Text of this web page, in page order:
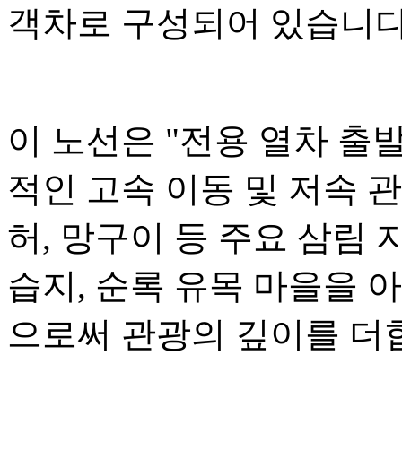
객차로 구성되어 있습니
이 노선은 "전용 열차 출
적인 고속 이동 및 저속
허, 망구이 등 주요 삼림
습지, 순록 유목 마을을
으로써 관광의 깊이를 더